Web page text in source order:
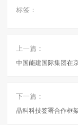
标签：
上一篇：
中国能建国际集团在
下一篇：
晶科科技签署合作框